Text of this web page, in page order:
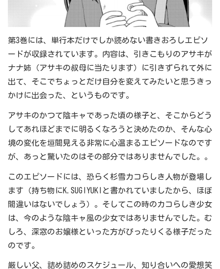
第3巻には、単行本だけでしか読めない書きおろしエピソ
ードが収録されています。内容は、引きこもりのアサキが
ナナ姉（アサキの叔母に当たります）に引きずられて外に
出て、そこでちょっとだけ自分を変えてみたいと思うきっ
かけに出会った、というものです。
アサキのかつて陰キャであった頃の様子と、そこからどう
してあれほどまでに明るくなろうと決めたのか、そんな心
境の変化を垣間見える非常に心温まるエピソードなのです
が、あっと驚いたのはその部分ではありませんでした。。
このエピソードには、恐らく杉雪カコらしき人物が登場し
ます（持ち物にK.SUGIYUKIと書かれていましたから、ほぼ
間違いはないでしょう）。そしてこの時のカコらしき少女
は、今のような陰キャ風の少女ではありませんでした。む
しろ、深窓のお嬢様といった方がぴったりくる様子だった
のです。
厳しい父、詰め詰めのスケジュール、知り合いへの愛想笑